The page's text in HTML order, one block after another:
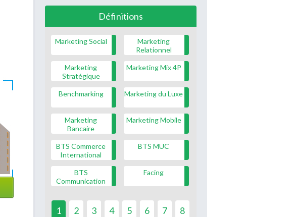
Définitions
Marketing Social
Marketing
Relationnel
Marketing
Stratégique
Marketing Mix 4P
Benchmarking Marketing du Luxe
Marketing
Bancaire
Marketing Mobile
BTS Commerce
International
BTS MUC
BTS
Communication
Facing
1 2 3 4 5 6 7 8